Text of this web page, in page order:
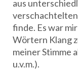
aus
finde. Es war
Wörtern Klang
meiner Stimme
u.v.m.).